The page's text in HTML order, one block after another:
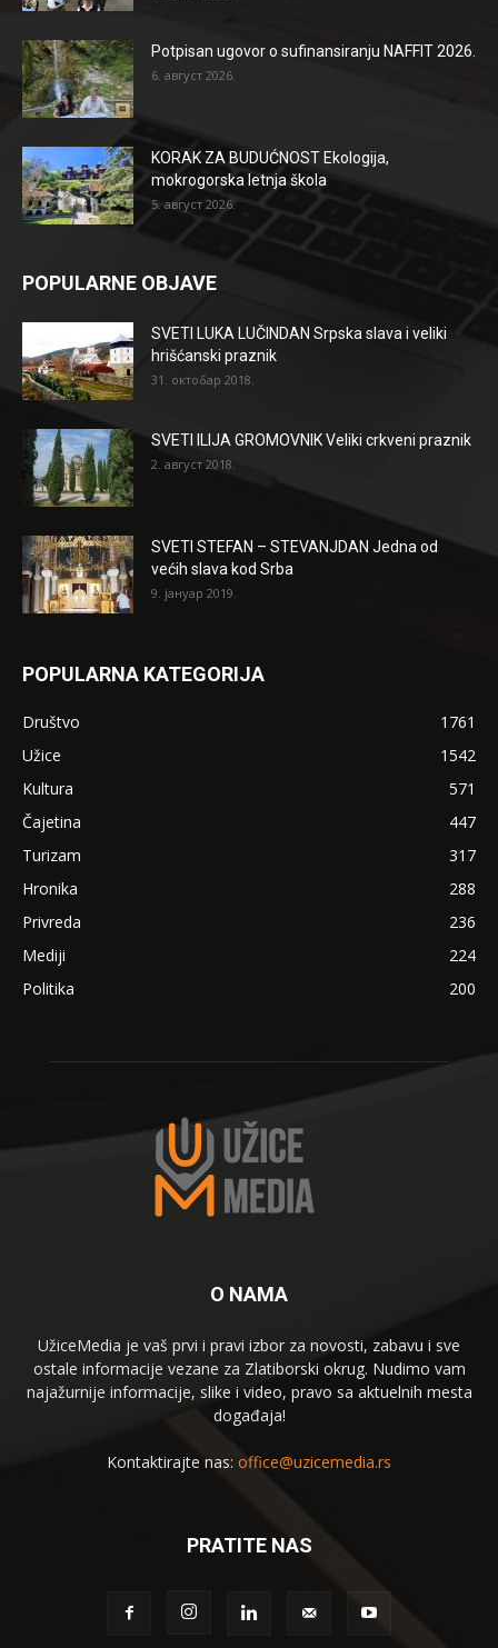
Potpisan ugovor o sufinansiranju NAFFIT 2026.
6. август 2026.
KORAK ZA BUDUĆNOST Ekologija,
mokrogorska letnja škola
5. август 2026.
POPULARNE OBJAVE
SVETI LUKA LUČINDAN Srpska slava i veliki
hrišćanski praznik
31. октобар 2018.
SVETI ILIJA GROMOVNIK Veliki crkveni praznik
2. август 2018.
SVETI STEFAN – STEVANJDAN Jedna od
većih slava kod Srba
9. јануар 2019.
POPULARNA KATEGORIJA
Društvo
1761
Užice
1542
Kultura
571
Čajetina
447
Turizam
317
Hronika
288
Privreda
236
Mediji
224
Politika
200
O NAMA
UžiceMedia je vaš prvi i pravi izbor za novosti, zabavu i sve
ostale informacije vezane za Zlatiborski okrug. Nudimo vam
najažurnije informacije, slike i video, pravo sa aktuelnih mesta
događaja!
Kontaktirajte nas: office@uzicemedia.rs
PRATITE NAS